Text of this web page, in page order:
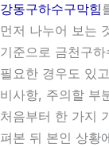
강동구하수구막힘
먼저 나누어 보는
기준으로 금천구
필요한 경우도 있
비사항, 주의할 부
처음부터 한 가지
펴본 뒤 본인 상황